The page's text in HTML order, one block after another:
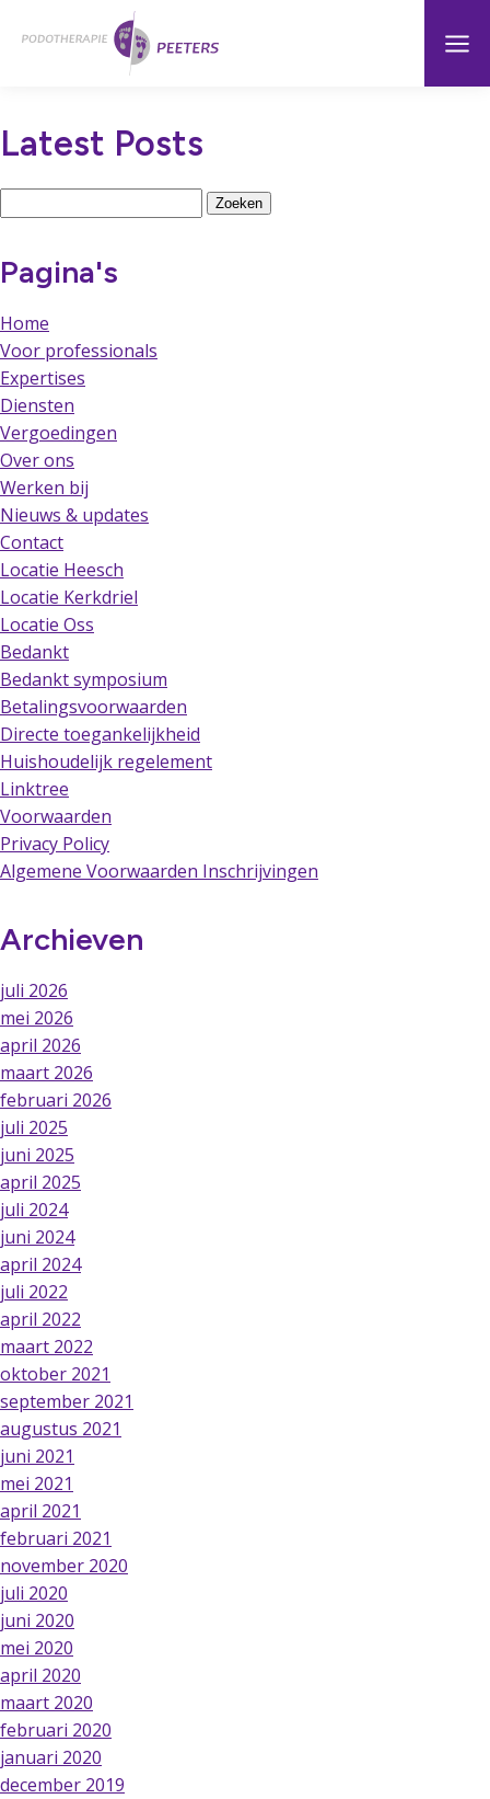
hoofdinhoud
Latest Posts
Pagina's
Home
Voor professionals
Expertises
Diensten
Vergoedingen
Over ons
Werken bij
Nieuws & updates
Contact
Locatie Heesch
Locatie Kerkdriel
Locatie Oss
Bedankt
Bedankt symposium
Betalingsvoorwaarden
Directe toegankelijkheid
Huishoudelijk regelement
Linktree
Voorwaarden
Privacy Policy
Algemene Voorwaarden Inschrijvingen
Archieven
juli 2026
mei 2026
april 2026
maart 2026
februari 2026
juli 2025
juni 2025
april 2025
juli 2024
juni 2024
april 2024
juli 2022
april 2022
maart 2022
oktober 2021
september 2021
augustus 2021
juni 2021
mei 2021
april 2021
februari 2021
november 2020
juli 2020
juni 2020
mei 2020
april 2020
maart 2020
februari 2020
januari 2020
december 2019